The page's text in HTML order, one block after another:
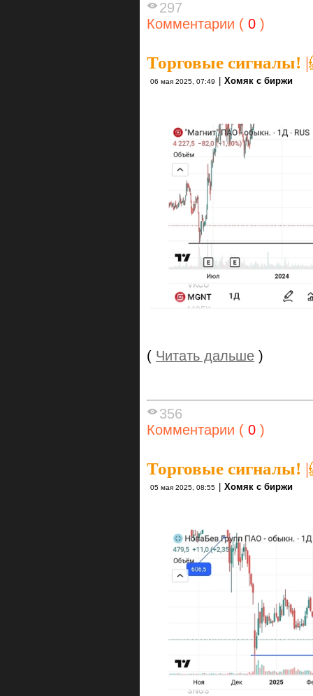
297
Комментарии ( 0 )
Торговые сигналы! |
06 мая 2025, 07:49 Хомяк с биржи
( Читать дальше )
356
Комментарии ( 0 )
Торговые сигналы! |
05 мая 2025, 08:55 | Хомяк с биржи